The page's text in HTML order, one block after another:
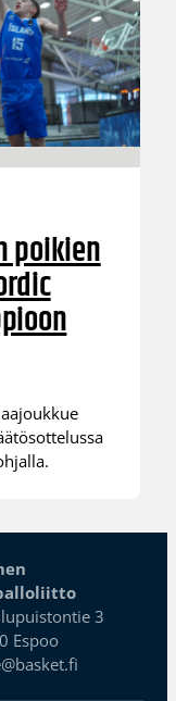
poikien
3
Espoo